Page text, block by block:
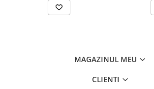
MAGAZINUL MEU
CLIENTI